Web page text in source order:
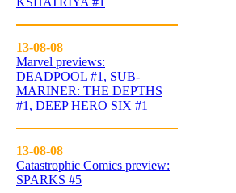
13-08-08
Marvel previews:
DEADPOOL #1, SUB-
MARINER: THE DEPTHS
#1, DEEP HERO SIX #1
13-08-08
Catastrophic Comics preview:
SPARKS #5